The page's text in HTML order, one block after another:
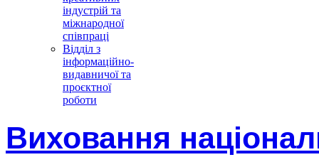
індустрій та
міжнародної
співпраці
Відділ з
інформаційно-
видавничої та
проєктної
роботи
Виховання